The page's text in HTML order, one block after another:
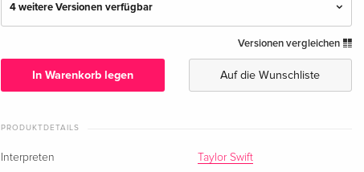
4 weitere Versionen verfügbar
· Japan Edition
EUR 50,49
Versionen vergleichen
In Warenkorb legen Auf die Wunschliste
PRODUKTDETAILS
Interpreten Taylor Swift